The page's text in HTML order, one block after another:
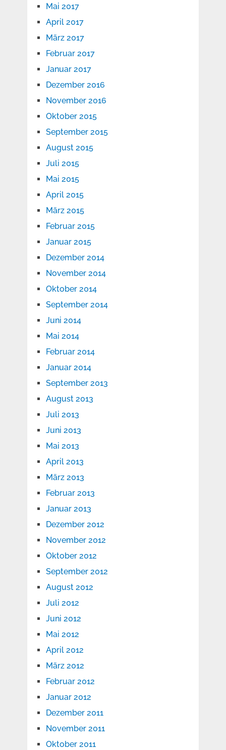
Mai 2017
April 2017
März 2017
Februar 2017
Januar 2017
Dezember 2016
November 2016
Oktober 2015
September 2015
August 2015
Juli 2015
Mai 2015
April 2015
März 2015
Februar 2015
Januar 2015
Dezember 2014
November 2014
Oktober 2014
September 2014
Juni 2014
Mai 2014
Februar 2014
Januar 2014
September 2013
August 2013
Juli 2013
Juni 2013
Mai 2013
April 2013
März 2013
Februar 2013
Januar 2013
Dezember 2012
November 2012
Oktober 2012
September 2012
August 2012
Juli 2012
Juni 2012
Mai 2012
April 2012
März 2012
Februar 2012
Januar 2012
Dezember 2011
November 2011
Oktober 2011